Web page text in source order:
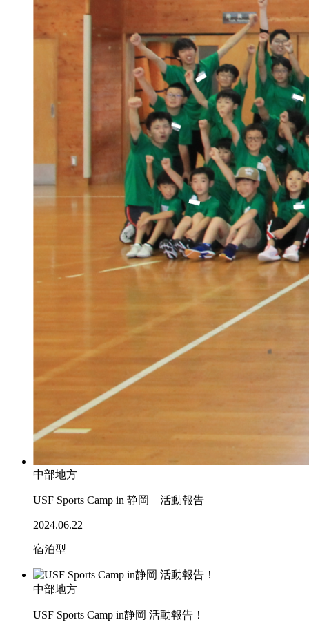
中部地方
USF Sports Camp in 静岡 活動報告
2024.06.22
宿泊型
中部地方
USF Sports Camp in静岡 活動報告！